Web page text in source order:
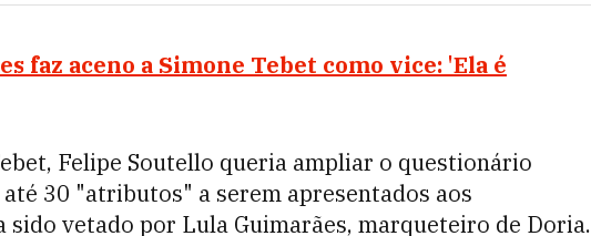
faz aceno a Simone Tebet como vice: 'Ela é
Felipe Soutello queria ampliar o questionário
30 "atributos" a serem apresentados aos
vetado por Lula Guimarães, marqueteiro de Doria.